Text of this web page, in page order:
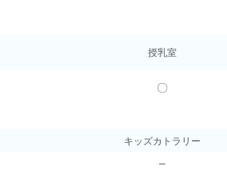
授乳室
〇
キッズカトラリー
–